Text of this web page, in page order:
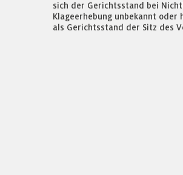
sich der Gerichtsstand bei
Klageerhebung unbekannt
als Gerichtsstand der Sitz des